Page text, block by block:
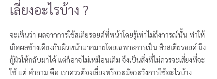
เลี่ยงอะไรบ้าง ?
จะเห็นว่า ผลจากการใช้สเตียรอยด์ที่หน้าโดยรู้เท่าไม่ถึงการณ์นั้น ทำให้
เกิดผลข้างเคียงกับผิวหน้ามากมายโดยเฉพาะการเป็น สิวสเตียรอยด์ ถึง
กู้ผิวให้กลับมาได้ แต่ก็อาจไม่เหมือนเดิม จึงเป็นสิ่งที่ไม่ควรจะเสี่ยงที่จะ
ใช้ แต่ คำถาม คือ เราควรต้องเลี่ยงหรือระมัดระวังการใช้อะไรบ้าง